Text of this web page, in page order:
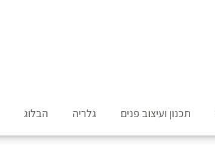
תכנון ועיצוב פנים גלריה הבלוג